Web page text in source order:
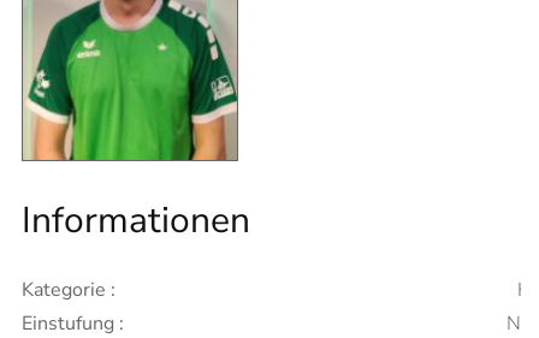
Informationen
Kategorie :
Einstufung :